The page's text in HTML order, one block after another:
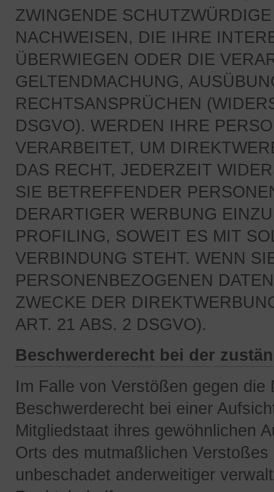
ZWINGENDE
NACHWEISEN, DIE IHRE
ÜBERWIEGEN ODER DIE
GELTENDMACHUNG,
RECHTSANSPRÜCHEN
DSGVO). WERDEN IHRE
VERARBEITET, UM
DAS RECHT, JEDERZEIT
SIE BETREFFENDER
DERARTIGER WERBUNG
PROFILING, SOWEIT ES MIT
VERBINDUNG STEHT. WENN
PERSONENBEZOGENEN
ZWECKE DER
ART. 21 ABS. 2 DSGVO).
Beschwerderecht bei der
Im Falle von Verstößen gegen
Beschwerderecht bei einer
Mitgliedstaat ihres gewöhnlichen
Orts des mutmaßlichen
unbeschadet anderweitiger